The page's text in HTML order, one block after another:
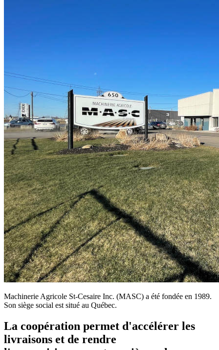
Machinerie Agricole St-Cesaire Inc. (MASC) a été fondée en 1989.
Son siège social est situé au Québec.
La coopération permet d'accélérer les
livraisons et de rendre